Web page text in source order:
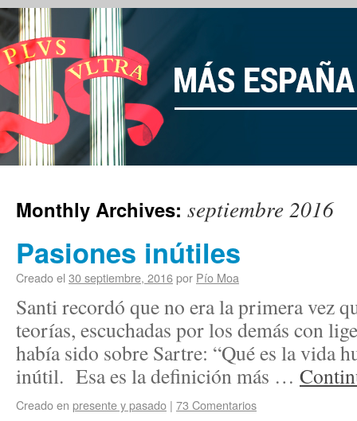
Monthly Archives: septiembre 2016
Pasiones inútiles
Creado el 30 septiembre, 2016por Pío Moa
Santi recordó que no era la primera vez
teorías, escuchadas por los demás con
había sido sobre Sartre: “Qué es la vida
inútil. Esa es la definición más …
Creado en presente y pasado | 73 Comentarios